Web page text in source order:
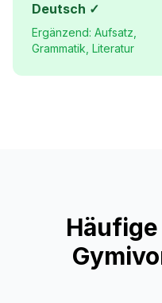
Deutsch ✓
Ergänzend: Aufsatz,
Grammatik, Literatur